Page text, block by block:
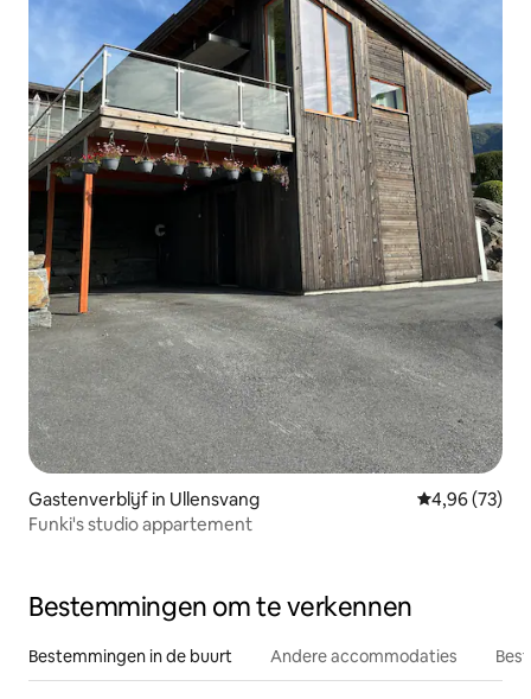
Gastenverblijf in Ullensvang Gemiddelde
4,96 (73)
Funki's studio appartement
Bestemmingen om te verkennen
Bestemmingen in de buurt Andere accommodaties